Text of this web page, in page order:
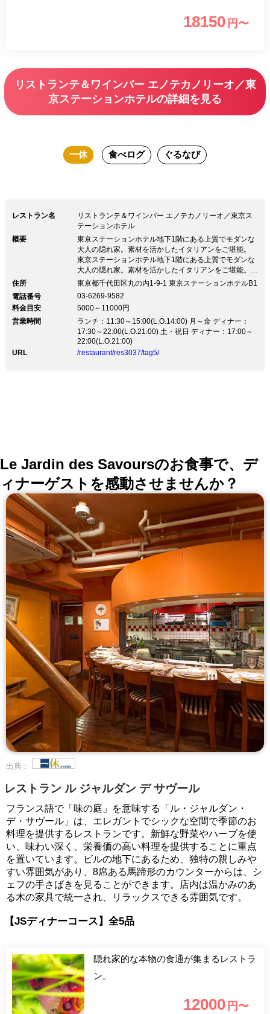
18150 円〜
リストランテ＆ワインバー エノテカノリーオ／東
京ステーションホテルの詳細を見る
一休 食べログ ぐるなび
レストラン名
リストランテ＆ワインバー エノテカノリーオ／東京ス
テーションホテル
概要
東京ステーションホテル地下1階にある上質でモダンな
大人の隠れ家。素材を活かしたイタリアンをご堪能。
東京ステーションホテル地下1階にある上質でモダンな
大人の隠れ家。素材を活かしたイタリアンをご堪能。
【丸の内の中心にありながら喧騒から離れたモダン＆レ
ダン＆レトロな落ち着いた雰囲気。 東京ステーション
ホテル内という東京駅直結の好アクセスにありながら地
下に足を運んで頂くと丸の内の喧騒から離れた落ち着い
た雰囲気の空間が広がります。 リストランテゾーンの
テーブル席とワインバーゾーンのカウンター席、そして
北イタリア料理をベースにしたモダンイタリアンの料理
住所
東京都千代田区丸の内1-9-1 東京ステーションホテルB1
電話番号
03-6269-9582
料金目安
5000～11000円
営業時間
ランチ：11:30～15:00(L.O.14:00) 月～金 ディナー：
17:30～22:00(L.O.21:00) 土・祝日 ディナー：17:00～
22:00(L.O.21:00)
URL
/restaurant/res3037/tag5/
Le Jardin des Savoursのお食事で、デ
ィナーゲストを感動させませんか？
出典：
レストラン ル ジャルダン デ サヴール
フランス語で「味の庭」を意味する「ル・ジャルダン・
デ・サヴール」は、エレガントでシックな空間で季節のお
料理を提供するレストランです。新鮮な野菜やハーブを使
い、味わい深く、栄養価の高い料理を提供することに重点
を置いています。ビルの地下にあるため、独特の親しみや
すい雰囲気があり、8席ある馬蹄形のカウンターからは、シ
ェフの手さばきを見ることができます。店内は温かみのあ
る木の家具で統一され、リラックスできる雰囲気です。
【JSディナーコース】全5品
隠れ家的な本物の食通が集まるレストラ
ン。
12000 円〜